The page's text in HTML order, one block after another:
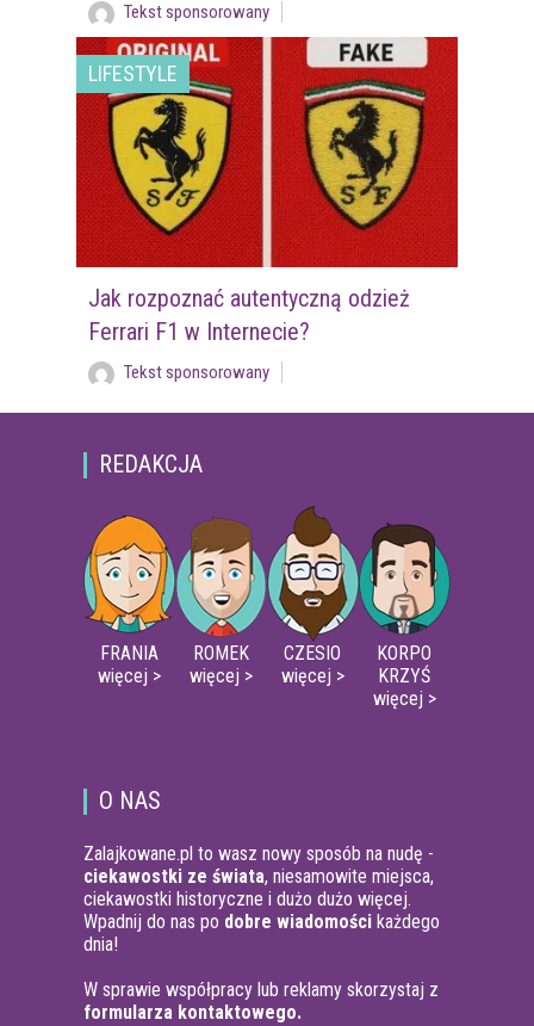
Tekst sponsorowany
LIFESTYLE
Jak rozpoznać autentyczną odzież
Ferrari F1 w Internecie?
Tekst sponsorowany
REDAKCJA
FRANIA
więcej >
ROMEK
więcej >
CZESIO
więcej >
KORPO
KRZYŚ
więcej >
O NAS
Zalajkowane.pl to wasz nowy sposób na nudę -
ciekawostki ze świata, niesamowite miejsca,
ciekawostki historyczne i dużo dużo więcej.
Wpadnij do nas po dobre wiadomości każdego
dnia!
W sprawie współpracy lub reklamy skorzystaj z
formularza kontaktowego.